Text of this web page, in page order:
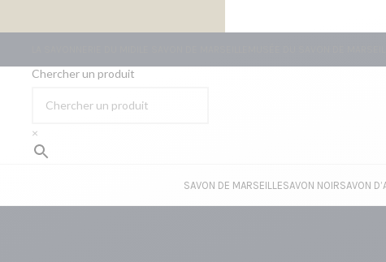
Chercher un produit
×
SAVON DE MARSEILLESAVON NOIRSAVON